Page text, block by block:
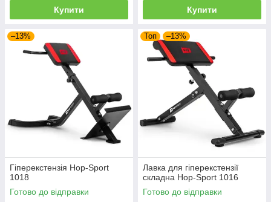
Купити Купити
–13%
Гіперекстензія Hop-Sport
1018
Готово до відправки
Топ –13%
Лавка для гіперекстензії
складна Hop-Sport 1016
Готово до відправки